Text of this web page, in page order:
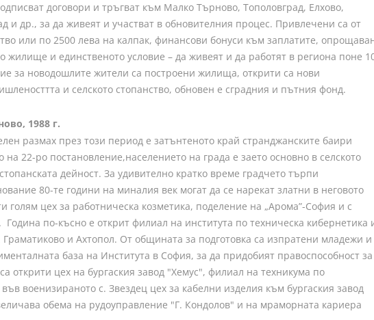
договори и тръгват към Малко Търново, Тополовград, Елхово,
и др., за да живеят и участват в обновителния процес. Привлечени са от
или по 2500 лева на калпак, финансови бонуси към заплатите,
жилище и единственото условие – да живеят и да работят в региона поне
за новодошлите жители са построени жилища, открити са нови
и селското стопанство, обновен е сградния и пътния фонд.
1988 г.
размах през този период е затънтеното край странджанските баири
22-ро постановление,населението на града е заето основно в селското
дейност. За удивително кратко време градчето търпи
80-те години на миналия век могат да се нарекат златни в неговото
голям цех за работническа козметика, поделение на „Арома”-София и с
по-късно е открит филиал на института по техническа кибернетика
и Ахтопол. От общината за подготовка са изпратени младежи и
база на Института в София, за да придобият правоспособност за
открити цех на бургаския завод "Хемус", филиал на техникума по
военизираното с. Звездец цех за кабелни изделия към бургаския завод
обема на рудоуправление "Г. Кондолов" и на мраморната кариера